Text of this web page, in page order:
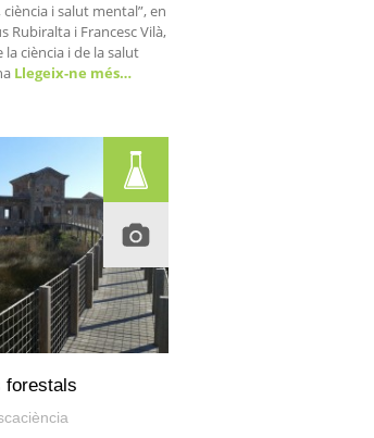
i salut mental”, en
Rubiralta i Francesc Vilà,
ciència i de la salut
Llegeix-ne més…
forestals